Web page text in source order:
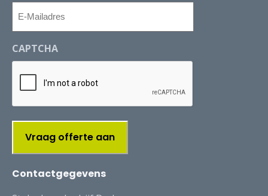
Mailadres
CAPTCHA
Contactgegevens